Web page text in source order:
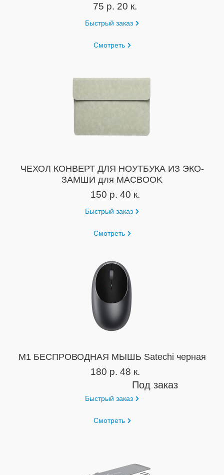
75 р. 20 к.
Быстрый заказ
Смотреть
ЧЕХОЛ КОНВЕРТ ДЛЯ НОУТБУКА ИЗ ЭКО-
ЗАМШИ для MACBOOK
150 р. 40 к.
Быстрый заказ
Смотреть
M1 БЕСПРОВОДНАЯ МЫШЬ Satechi черная
180 р. 48 к.
Под заказ
Быстрый заказ
Смотреть